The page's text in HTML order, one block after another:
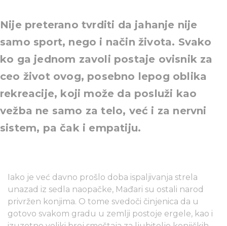
Nije preterano tvrditi da jahanje nije
samo sport, nego i način života. Svako
ko ga jednom zavoli postaje ovisnik za
ceo život ovog, posebno lepog oblika
rekreacije, koji može da posluži kao
vežba ne samo za telo, već i za nervni
sistem, pa čak i empatiju.
Iako je već davno prošlo doba ispaljivanja strela
unazad iz sedla naopačke, Mađari su ostali narod
privržen konjima. O tome svedoči činjenica da u
gotovo svakom gradu u zemlji postoje ergele, kao i